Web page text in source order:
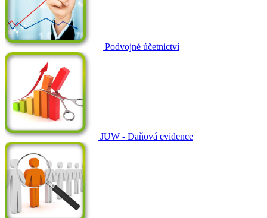
Podvojné účetnictví
JUW - Daňová evidence